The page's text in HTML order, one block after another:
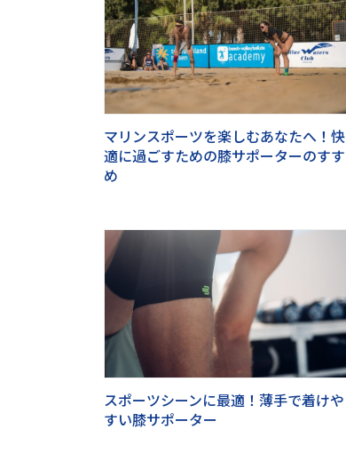
マリンスポーツを楽しむあなたへ！快
適に過ごすための膝サポーターのすす
め
スポーツシーンに最適！薄手で着けや
すい膝サポーター